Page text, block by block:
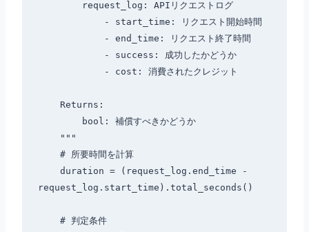
request_log.start_time).total_seconds()